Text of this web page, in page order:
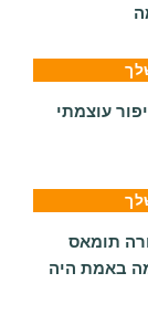
עוצמתי
תומאס
באמת היה